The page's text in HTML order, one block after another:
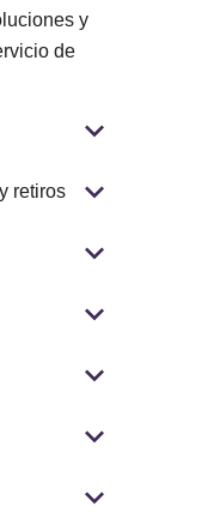
y
de
retiros